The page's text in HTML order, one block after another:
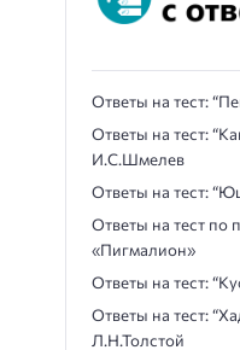
Ответы на тест:
Ответы на тест:
И.С.Шмелев
Ответы на тест:
Ответы на тест по
«Пигмалион»
Ответы на тест:
Ответы на тест:
Л.Н.Толстой